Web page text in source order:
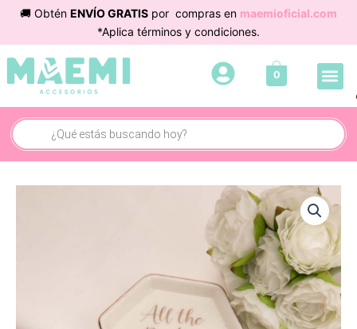
contenido
🚚 Obtén ENVÍO GRATIS por compras en maemioficial.com
*Aplica términos y condiciones.
0
Búsqueda
de
productos